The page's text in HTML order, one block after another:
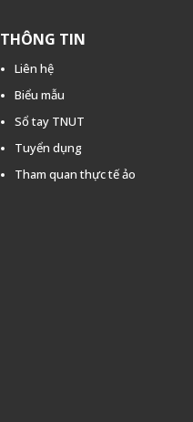
THÔNG TIN
Liên hệ
Biểu mẫu
Sổ tay TNUT
Tuyển dụng
Tham quan thực tế ảo